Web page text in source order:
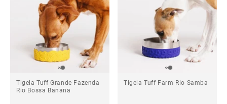
Tigela Tuff Grande Fazenda
Rio Bossa Banana
Tigela Tuff Farm Rio Samba